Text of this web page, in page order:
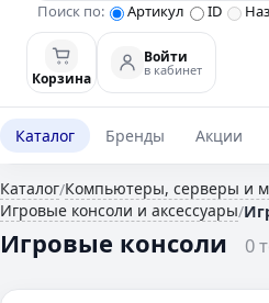
Поиск по: Артикул ID
Корзина
Войти
в кабинет
Каталог Бренды Акции
Каталог/Компьютеры, серверы и
Игровые консоли и аксессуары/
Игровые консоли 0